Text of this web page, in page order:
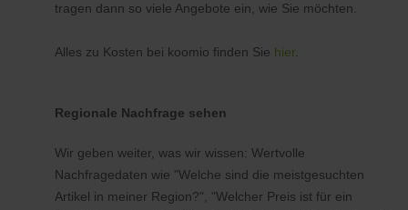
tragen dann so viele Angebote ein, wie Sie möchten.
Alles zu Kosten bei koomio finden Sie hier.
Regionale Nachfrage sehen
Wir geben weiter, was wir wissen: Wertvolle
Nachfragedaten wie "Welche sind die meistgesuchten
Artikel in meiner Region?", "Welcher Preis ist für ein